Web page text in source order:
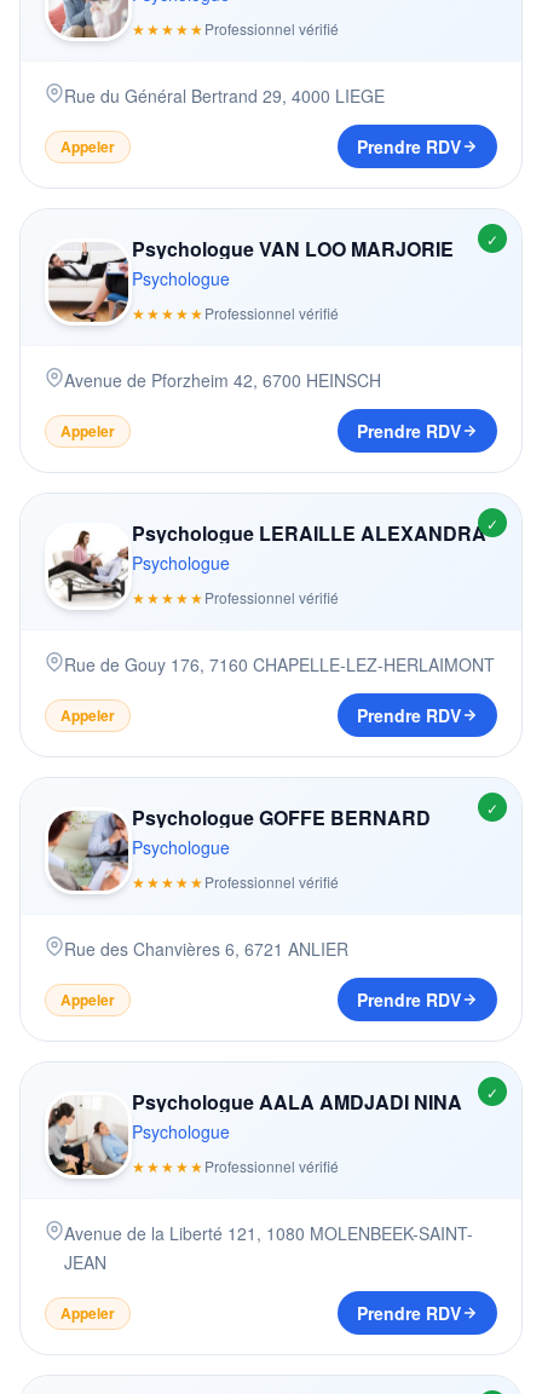
★★★★★Professionnel vérifié
Rue du Général Bertrand 29, 4000 LIEGE
Appeler Prendre RDV
✓
Psychologue VAN LOO MARJORIE
Psychologue
★★★★★Professionnel vérifié
Avenue de Pforzheim 42, 6700 HEINSCH
Appeler Prendre RDV
✓
Psychologue LERAILLE ALEXANDRA
Psychologue
★★★★★Professionnel vérifié
Rue de Gouy 176, 7160 CHAPELLE-LEZ-HERLAIMONT
Appeler Prendre RDV
✓
Psychologue GOFFE BERNARD
Psychologue
★★★★★Professionnel vérifié
Rue des Chanvières 6, 6721 ANLIER
Appeler Prendre RDV
✓
Psychologue AALA AMDJADI NINA
Psychologue
★★★★★Professionnel vérifié
Avenue de la Liberté 121 , 1080 MOLENBEEK-SAINT-
JEAN
Appeler Prendre RDV